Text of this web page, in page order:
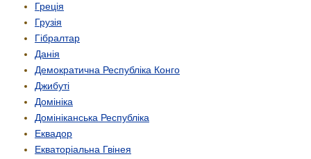
Греція
Грузія
Гібралтар
Данія
Демократична Республіка Конго
Джибуті
Домініка
Домініканська Республіка
Еквадор
Екваторіальна Гвінея